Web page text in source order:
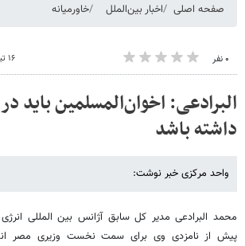
صفحه اصلی اخبار بین‌الملل خاورمیانه
۰ نفر ۱۶ تیر ۱۳۹۲ - ۱۳:۱۶
البرادعی: اخوان‌المسلمین
داشته باشد
واحد مرکزی خبر نوشت:
محمد البرادعی مدیر کل سابق آژانس بین المللی
پیش از نامزدی وی برای سمت نخست وزیری مصر